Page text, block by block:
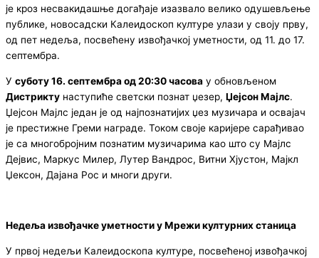
је кроз несвакидашње догађаје изазвало велико одушевљење
публике, новосадски Калеидоскоп културе улази у своју прву,
од пет недеља, посвећену извођачкој уметности, од 11. до 17.
септембра.
У суботу 16. септембра од 20:30 часова у обновљеном
Дистрикту наступиће светски познат џезер, Џејсон Мајлс.
Џејсон Мајлс један је од најпознатијих џез музичара и освајач
је престижне Греми награде. Током своје каријере сарађивао
је са многобројним познатим музичарима као што су Мајлс
Дејвис, Маркус Милер, Лутер Вандрос, Витни Хјустон, Мајкл
Џексон, Дајана Рос и многи други.
Недеља извођачке уметности у Мрежи културних станица
У првој недељи Калеидоскопа културе, посвећеној извођачкој